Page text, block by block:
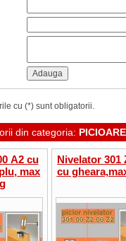
cu (*) sunt obligatorii.
din categoria:
A2 cu
max
Nivelator 301
cu